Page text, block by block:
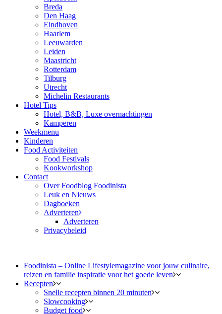
Breda
Den Haag
Eindhoven
Haarlem
Leeuwarden
Leiden
Maastricht
Rotterdam
Tilburg
Utrecht
Michelin Restaurants
Hotel Tips
Hotel, B&B, Luxe overnachtingen
Kamperen
Weekmenu
Kinderen
Food Activiteiten
Food Festivals
Kookworkshop
Contact
Over Foodblog Foodinista
Leuk en Nieuws
Dagboeken
Adverteren
Adverteren
Privacybeleid
Foodinista – Online Lifestylemagazine voor jouw culinaire,
reizen en familie inspiratie voor het goede leven
Recepten
Snelle recepten binnen 20 minuten
Slowcooking
Budget food